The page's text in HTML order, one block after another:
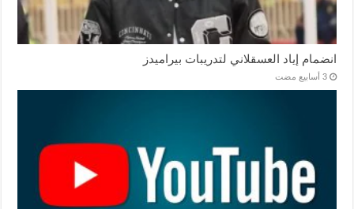
انضمام إياد العسقلاني لتدريبات بيراميدز
‏3 أسابيع مضت